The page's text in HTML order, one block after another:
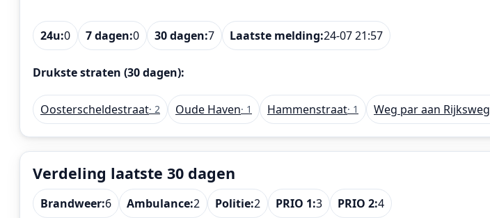
24u:0 7 dagen:0 30 dagen:7 Laatste melding:24-07 21:57
Drukste straten (30 dagen):
Oosterscheldestraat· 2 Oude Haven· 1 Hammenstraat· 1 Weg par aan Rijksweg
Verdeling laatste 30 dagen
Brandweer:6 Ambulance:2 Politie:2 PRIO 1:3 PRIO 2:4